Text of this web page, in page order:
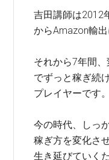
吉田講師は2012
からAmazon輸出
それから7年間
でずっと稼ぎ続
プレイヤーです。
今の時代、しっ
稼ぎ方を変化さ
生き延びていく